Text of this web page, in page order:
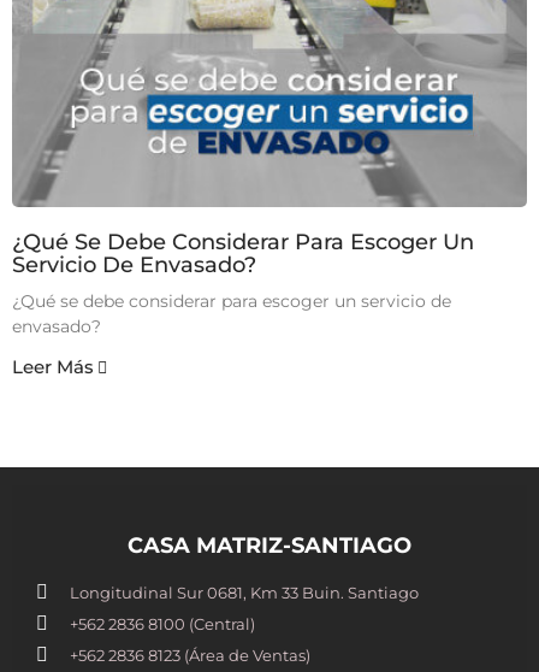
¿Qué Se Debe Considerar Para Escoger Un
Servicio De Envasado?
¿Qué se debe considerar para escoger un servicio de
envasado?
Leer Más
CASA MATRIZ-SANTIAGO
Longitudinal Sur 0681, Km 33 Buin. Santiago
+562 2836 8100​ (Central)
+562 2836 8123 (Área de Ventas)